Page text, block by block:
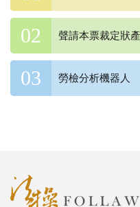
聲請本票裁定狀
勞檢分析機器人